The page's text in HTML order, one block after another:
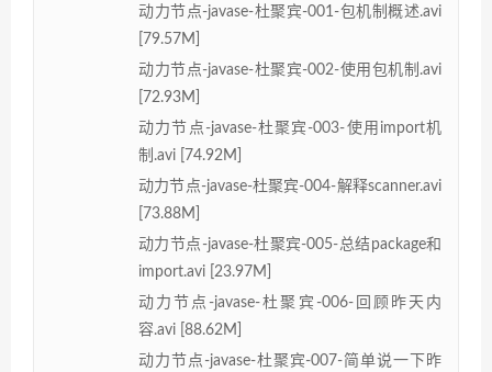
动力节点-javase-杜聚宾-001-包机制概述.avi
[79.57M]
动力节点-javase-杜聚宾-002-使用包机制.avi
[72.93M]
动力节点-javase-杜聚宾-003-使用import机
制.avi [74.92M]
动力节点-javase-杜聚宾-004-解释scanner.avi
[73.88M]
动力节点-javase-杜聚宾-005-总结package和
import.avi [23.97M]
动力节点-javase-杜聚宾-006-回顾昨天内
容.avi [88.62M]
动力节点-javase-杜聚宾-007-简单说一下昨